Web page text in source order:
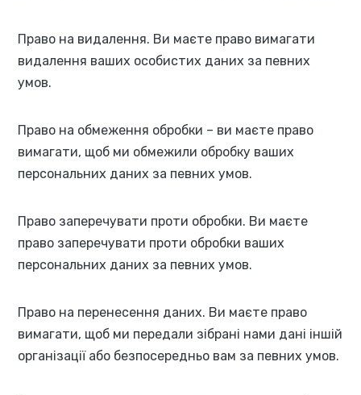
Право на видалення. Ви маєте право вимагати
видалення ваших особистих даних за певних
умов.
Право на обмеження обробки – ви маєте право
вимагати, щоб ми обмежили обробку ваших
персональних даних за певних умов.
Право заперечувати проти обробки. Ви маєте
право заперечувати проти обробки ваших
персональних даних за певних умов.
Право на перенесення даних. Ви маєте право
вимагати, щоб ми передали зібрані нами дані іншій
організації або безпосередньо вам за певних умов.